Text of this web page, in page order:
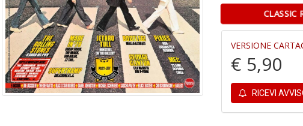
CLASSIC
VERSIONE
€ 5,90
RICEVI